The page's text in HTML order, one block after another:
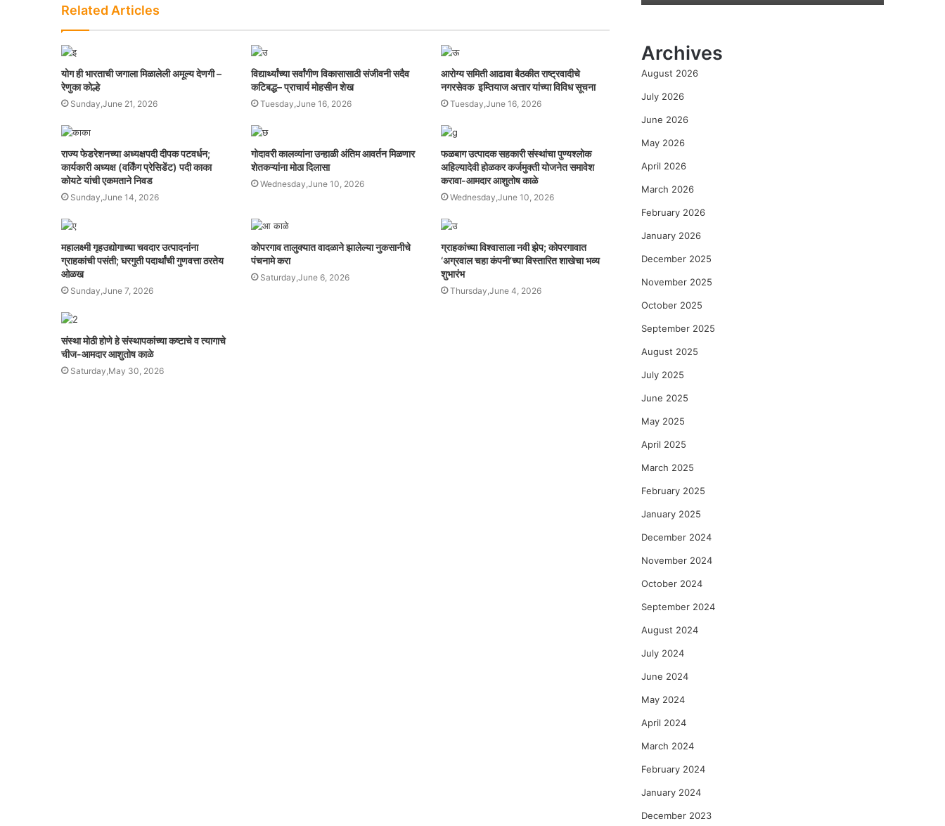
Related Articles
योग ही भारताची जगाला मिळालेली अमूल्य देणगी –
रेणुका कोल्हे
Sunday,June 21, 2026
विद्यार्थ्यांच्या सर्वांगीण विकासासाठी संजीवनी सदैव
कटिबद्ध– प्राचार्य मोहसीन शेख
Tuesday,June 16, 2026
आरोग्य समिती आढावा बैठकीत राष्ट्रवादीचे
नगरसेवक इम्तियाज अत्तार यांच्या विविध सूचना
Tuesday,June 16, 2026
राज्य फेडरेशनच्या अध्यक्षपदी दीपक पटवर्धन;
कार्यकारी अध्यक्ष (वर्किंग प्रेसिडेंट) पदी काका
कोयटे यांची एकमताने निवड
Sunday,June 14, 2026
गोदावरी कालव्यांना उन्हाळी अंतिम आवर्तन मिळणार
शेतकऱ्यांना मोठा दिलासा
Wednesday,June 10, 2026
फळबाग उत्पादक सहकारी संस्थांचा पुण्यश्लोक
अहिल्यादेवी होळकर कर्जमुक्ती योजनेत समावेश
करावा-आमदार आशुतोष काळे
Wednesday,June 10, 2026
महालक्ष्मी गृहउद्योगाच्या चवदार उत्पादनांना
ग्राहकांची पसंती; घरगुती पदार्थांची गुणवत्ता ठरतेय
ओळख
Sunday,June 7, 2026
कोपरगाव तालुक्यात वादळाने झालेल्या नुकसानीचे
पंचनामे करा
Saturday,June 6, 2026
ग्राहकांच्या विश्वासाला नवी झेप; कोपरगावात
‘अग्रवाल चहा कंपनी’च्या विस्तारित शाखेचा भव्य
शुभारंभ
Thursday,June 4, 2026
संस्था मोठी होणे हे संस्थापकांच्या कष्टाचे व त्यागाचे
चीज-आमदार आशुतोष काळे
Saturday,May 30, 2026
मि
ली
मू
ल्य
ण
गी
रे
को
Archives
August 2026
July 2026
June 2026
May 2026
April 2026
March 2026
February 2026
January 2026
December 2025
November 2025
October 2025
September 2025
August 2025
July 2025
June 2025
May 2025
April 2025
March 2025
February 2025
January 2025
December 2024
November 2024
October 2024
September 2024
August 2024
July 2024
June 2024
May 2024
April 2024
March 2024
February 2024
January 2024
December 2023